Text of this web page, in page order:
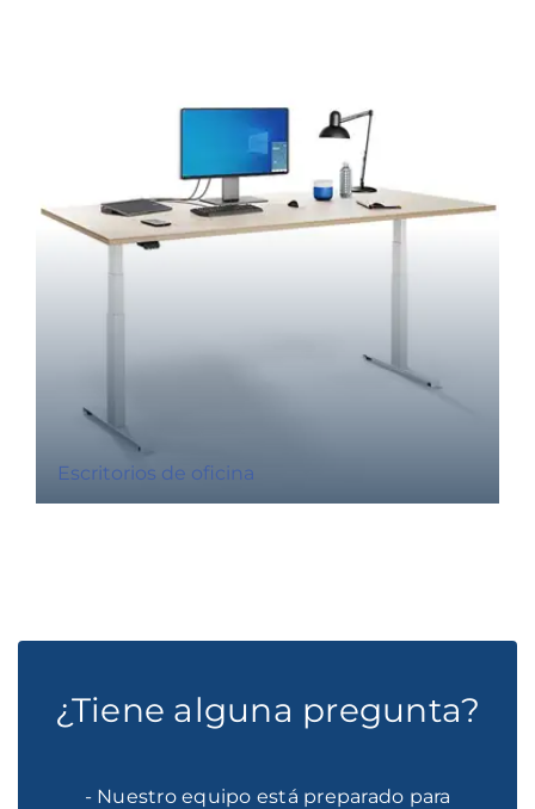
Escritorios de oficina
¿Tiene alguna pregunta?
- Nuestro equipo está preparado para